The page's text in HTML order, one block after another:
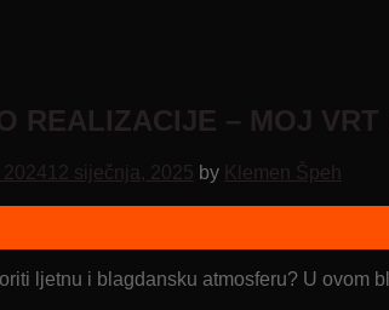
REALIZACIJE – MOJ
12 siječnja, 2025 by Klemen Špeh
ljetnu i blagdansku atmosferu? U ovom